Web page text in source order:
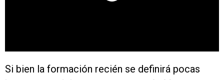
Si bien la formación recién se definirá pocas